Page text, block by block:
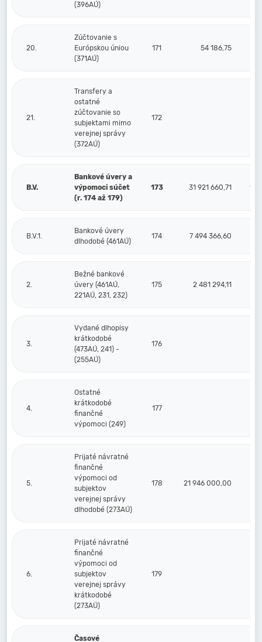
(396AÚ)
20.
Zúčtovanie s
Európskou úniou
(371AÚ)
171 54 186,75
21.
Transfery a
ostatné
zúčtovanie so
subjektami mimo
verejnej správy
(372AÚ)
172
B.V.
Bankové úvery a
výpomoci súčet
(r. 174 až 179)
173 31 921 660,71 19
B.V.1.
Bankové úvery
dlhodobé (461AÚ)
174 7 494 366,60
2.
Bežné bankové
úvery (461AÚ,
221AÚ, 231, 232)
175 2 481 294,11
3.
Vydané dlhopisy
krátkodobé
(473AÚ, 241) -
(255AÚ)
176
4.
Ostatné
krátkodobé
finančné
výpomoci (249)
177
5.
Prijaté návratné
finančné
výpomoci od
subjektov
verejnej správy
dlhodobé (273AÚ)
178 21 946 000,00
6.
Prijaté návratné
finančné
výpomoci od
subjektov
verejnej správy
krátkodobé
(273AÚ)
179
Časové